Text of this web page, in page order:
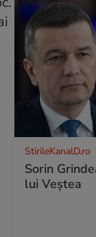
StirileKanalD.ro
Sorin
lui Veștea